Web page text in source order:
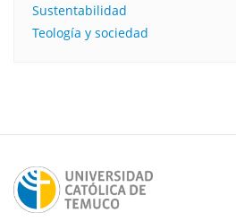
Sustentabilidad
Teología y sociedad